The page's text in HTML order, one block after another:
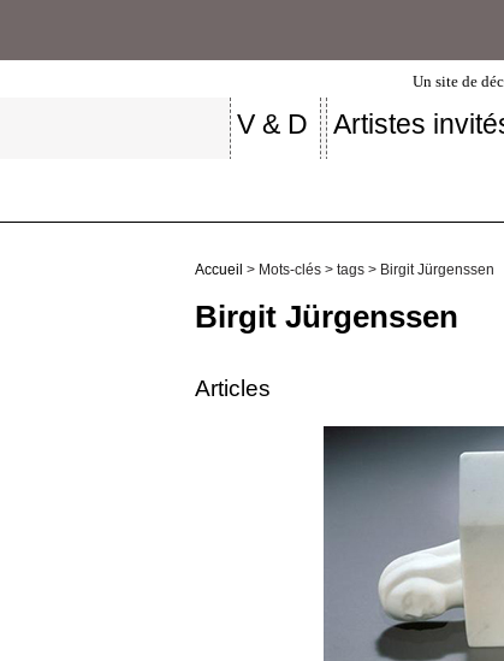
Un site de
V & D Artistes
Accueil > Mots-clés > tags > Birgit Jürgenssen
Birgit Jürgenssen
Articles